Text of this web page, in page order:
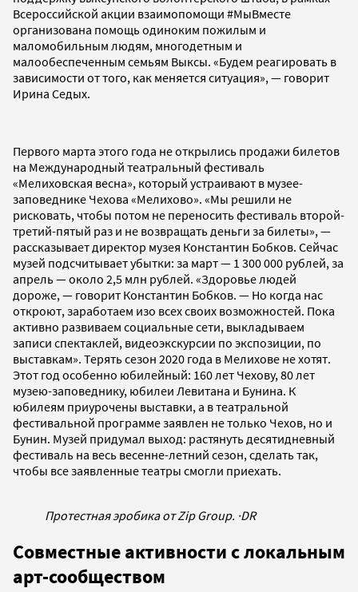
Всероссийской акции взаимопомощи #МыВместе
организована помощь одиноким пожилым и
маломобильным людям, многодетным и
малообеспеченным семьям Выксы. «Будем реагировать в
зависимости от того, как меняется ситуация», — говорит
Ирина Седых.
Первого марта этого года не открылись продажи билетов
на Международный театральный фестиваль
«Мелиховская весна», который устраивают в музее-
заповеднике Чехова «Мелихово». «Мы решили не
рисковать, чтобы потом не переносить фестиваль второй-
третий-пятый раз и не возвращать деньги за билеты», —
рассказывает директор музея Константин Бобков. Сейчас
музей подсчитывает убытки: за март — 1 300 000 рублей, за
апрель — около 2,5 млн рублей. «Здоровье людей
дороже, — говорит Константин Бобков. — Но когда нас
откроют, заработаем изо всех своих возможностей. Пока
активно развиваем социальные сети, выкладываем
записи спектаклей, видеоэкскурсии по экспозиции, по
выставкам». Терять сезон 2020 года в Мелихове не хотят.
Этот год особенно юбилейный: 160 лет Чехову, 80 лет
музею-заповеднику, юбилеи Левитана и Бунина. К
юбилеям приурочены выставки, а в театральной
фестивальной программе заявлен не только Чехов, но и
Бунин. Музей придумал выход: растянуть десятидневный
фестиваль на весь весенне-летний сезон, сделать так,
чтобы все заявленные театры смогли приехать.
Протестная эробика от Zip Group. ·DR
Совместные активности с локальным
арт-сообществом